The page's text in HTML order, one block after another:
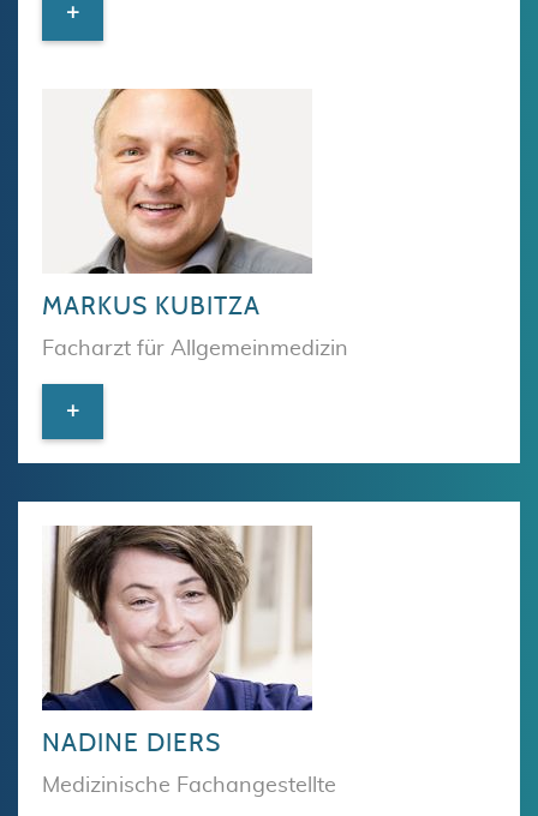
+
MARKUS KUBITZA
Facharzt für Allgemeinmedizin
+
NADINE DIERS
Medizinische Fachangestellte